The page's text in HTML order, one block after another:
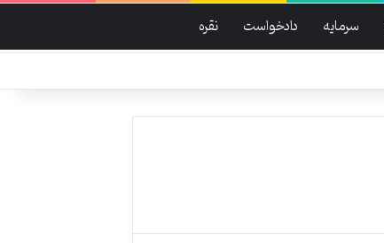
سرمایه دادخواست نقره